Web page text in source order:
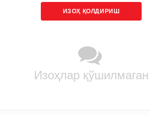
ИЗОҲ ҚОЛДИРИШ
Изоҳлар қўшилмаган